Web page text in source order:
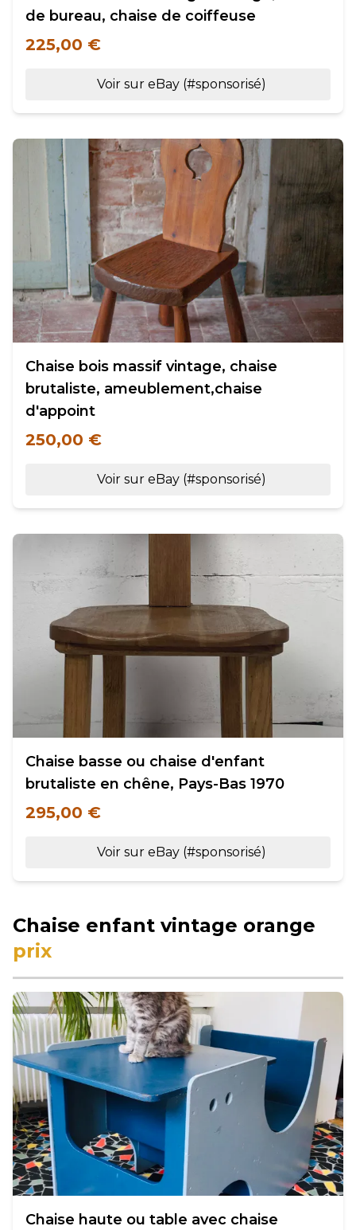
de bureau, chaise de coiffeuse
225,00 €
Voir sur eBay (#sponsorisé)
Chaise bois massif vintage, chaise
brutaliste, ameublement,chaise
d'appoint
250,00 €
Voir sur eBay (#sponsorisé)
Chaise basse ou chaise d'enfant
brutaliste en chêne, Pays-Bas 1970
295,00 €
Voir sur eBay (#sponsorisé)
Chaise enfant vintage orange
prix
Chaise haute ou table avec chaise